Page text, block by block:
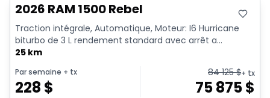
2026 RAM 1500 Rebel
Traction intégrale, Automatique, Moteur: I6 Hurricane
biturbo de 3 L rendement standard avec arrêt a...
25 km
Par semaine + tx
228 $
84 125$+ tx
75 875$